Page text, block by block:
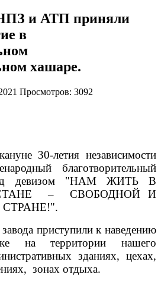
и АТП приняли
в
хашаре.
Просмотров: 3092
30-летия независимости
благотворительный
девизом "НАМ ЖИТЬ В
– СВОБОДНОЙ И
приступили к наведению
на территории нашего
зданиях, цехах,
зонах отдыха.